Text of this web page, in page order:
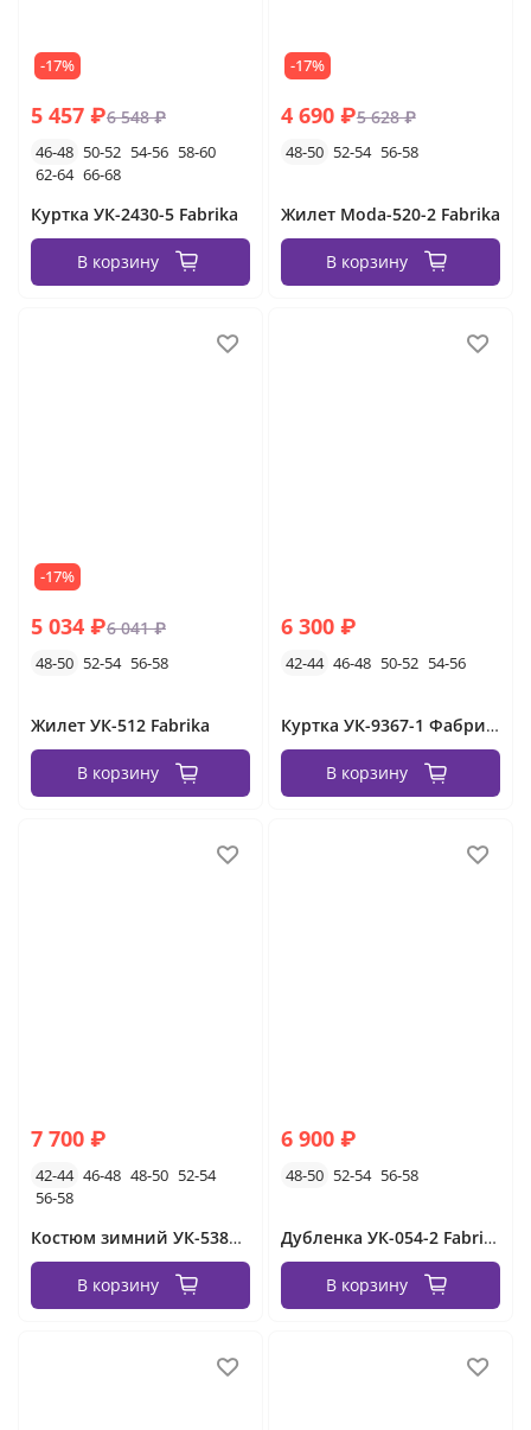
-17%
5 457 ₽6 548 ₽
46-48 50-52 54-56 58-60
62-64 66-68
Куртка УК-2430-5 Fabrika
В корзину
-17%
4 690 ₽5 628 ₽
48-50 52-54 56-58
Жилет Moda-520-2 Fabrika
В корзину
-17%
5 034 ₽6 041 ₽
48-50 52-54 56-58
Жилет УК-512 Fabrika
В корзину
6 300 ₽
42-44 46-48 50-52 54-56
Куртка УК-9367-1 Фабрика Моды
В корзину
7 700 ₽
42-44 46-48 48-50 52-54
56-58
Костюм зимний УК-5385 Fabrika
В корзину
6 900 ₽
48-50 52-54 56-58
Дубленка УК-054-2 Fabrika
В корзину